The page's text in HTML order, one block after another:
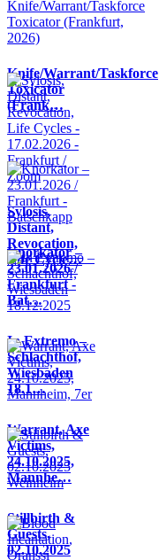
Knife/Warrant/Taskforce
Toxicator
(Frank…
Sylosis,
Distant,
Revocation,
Life Cycle…
Knorkator –
23.01.2026 /
Frankfurt -
Bat…
In Extremo –
Schlachthof,
Wiesbaden
18.1…
Warrant, Axe
Victims,
24.10.2025,
Mannhe…
Stillbirth &
Guests,
02.10.2025